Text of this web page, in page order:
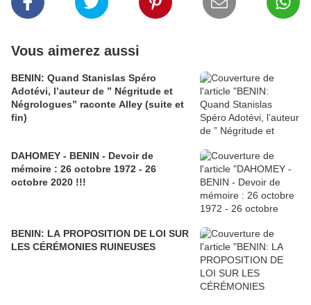
Vous aimerez aussi
BENIN: Quand Stanislas Spéro
Adotévi, l’auteur de ” Négritude et
Négrologues” raconte Alley (suite et
fin)
DAHOMEY - BENIN - Devoir de
mémoire : 26 octobre 1972 - 26
octobre 2020 !!!
BENIN: LA PROPOSITION DE LOI SUR
LES CÉRÉMONIES RUINEUSES